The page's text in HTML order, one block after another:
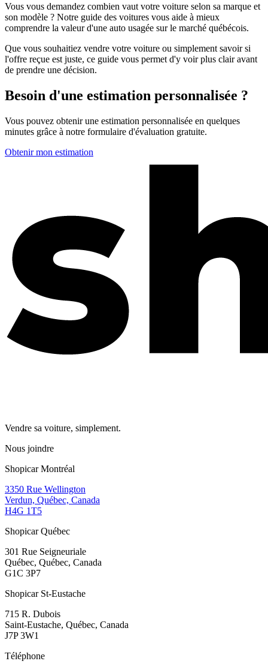
Vous vous demandez combien vaut votre voiture selon sa marque et
son modèle ? Notre guide des voitures vous aide à mieux
comprendre la valeur d'une auto usagée sur le marché québécois.
Que vous souhaitiez vendre votre voiture ou simplement savoir si
l'offre reçue est juste, ce guide vous permet d'y voir plus clair avant
de prendre une décision.
Besoin d'une estimation personnalisée ?
Vous pouvez obtenir une estimation personnalisée en quelques
minutes grâce à notre formulaire d'évaluation gratuite.
Obtenir mon estimation
Vendre sa voiture, simplement.
Nous joindre
Shopicar Montréal
3350 Rue Wellington
Verdun, Québec, Canada
H4G 1T5
Shopicar Québec
301 Rue Seigneuriale
Québec, Québec, Canada
G1C 3P7
Shopicar St-Eustache
715 R. Dubois
Saint-Eustache, Québec, Canada
J7P 3W1
Téléphone